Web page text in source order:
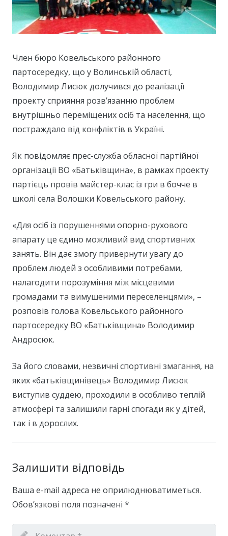
Член бюро Ковельського районного
партосередку, що у Волинській області,
Володимир Лисюк долучився до реалізації
проекту сприяння розв’язанню проблем
внутрішньо переміщених осіб та населення, що
постраждало від конфліктів в Україні.
Як повідомляє прес-служба обласної партійної
організації ВО «Батьківщина», в рамках проекту
партієць провів майстер-клас із гри в бочче в
школі села Волошки Ковельського району.
«Для осіб із порушеннями опорно-рухового
апарату це єдино можливий вид спортивних
занять. Він дає змогу привернути увагу до
проблем людей з особливими потребами,
налагодити порозуміння між місцевими
громадами та вимушеними переселенцями», –
розповів голова Ковельського районного
партосередку ВО «Батьківщина» Володимир
Андросюк.
За його словами, незвичні спортивні змагання, на
яких «батьківщинівець» Володимир Лисюк
виступив суддею, проходили в особливо теплій
атмосфері та залишили гарні спогади як у дітей,
так і в дорослих.
Залишити відповідь
Ваша e-mail адреса не оприлюднюватиметься.
Обов’язкові поля позначені *